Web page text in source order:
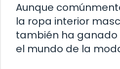
Aunque
la ropa interior
también ha
el mundo de la